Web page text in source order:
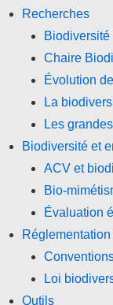
Recherches
Chaire
Évolution
La
Les
Biodiversité et
ACV et
Bio-
Évaluation
Réglementation
Loi
Outils